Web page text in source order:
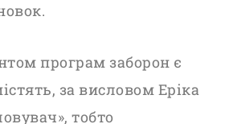
програм заборон є
за висловом Еріка
тобто